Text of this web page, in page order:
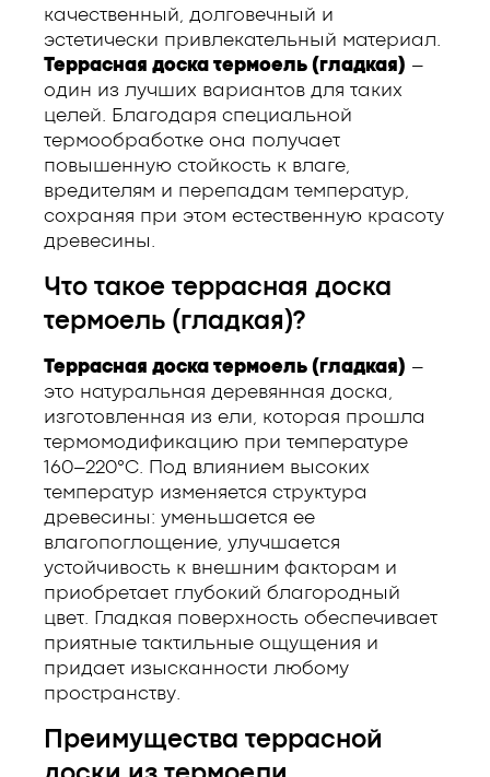
качественный, долговечный и
эстетически привлекательный материал.
Террасная доска термоель (гладкая) –
один из лучших вариантов для таких
целей. Благодаря специальной
термообработке она получает
повышенную стойкость к влаге,
вредителям и перепадам температур,
сохраняя при этом естественную красоту
древесины.
Что такое террасная доска
термоель (гладкая)?
Террасная доска термоель (гладкая) –
это натуральная деревянная доска,
изготовленная из ели, которая прошла
термомодификацию при температуре
160–220°C. Под влиянием высоких
температур изменяется структура
древесины: уменьшается ее
влагопоглощение, улучшается
устойчивость к внешним факторам и
приобретает глубокий благородный
цвет. Гладкая поверхность обеспечивает
приятные тактильные ощущения и
придает изысканности любому
пространству.
Преимущества террасной